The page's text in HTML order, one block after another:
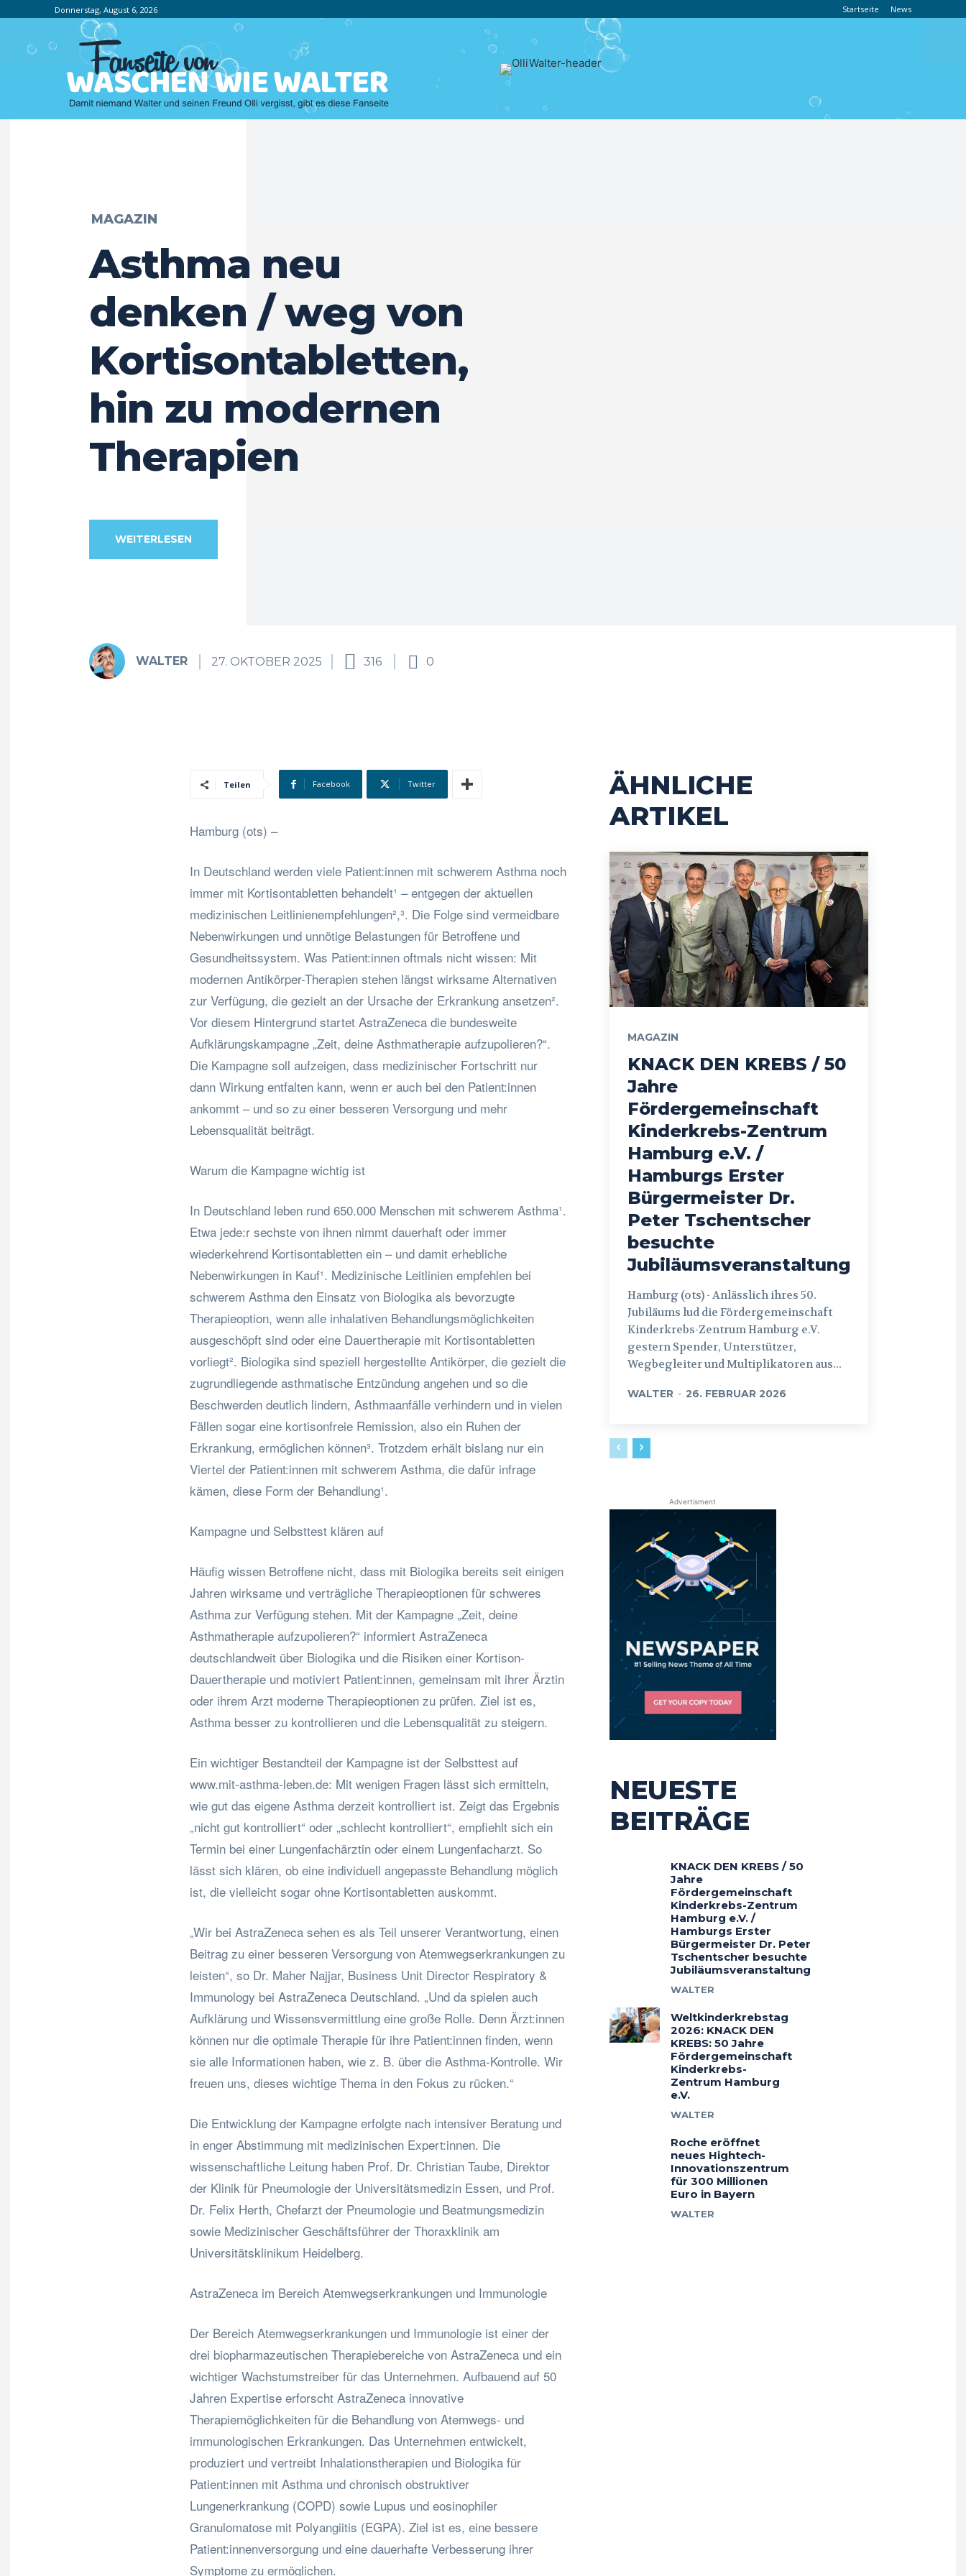
Donnerstag, August 6, 2026 Startseite News
MAGAZIN
Asthma neu
denken / weg von
Kortisontabletten,
hin zu modernen
Therapien
WEITERLESEN
WALTER 27. OKTOBER 2025 316 0
Teilen Facebook Twitter
Hamburg (ots) –
In Deutschland werden viele Patient:innen mit schwerem Asthma noch
immer mit Kortisontabletten behandelt¹ – entgegen der aktuellen
medizinischen Leitlinienempfehlungen²,³. Die Folge sind vermeidbare
Nebenwirkungen und unnötige Belastungen für Betroffene und
Gesundheitssystem. Was Patient:innen oftmals nicht wissen: Mit
modernen Antikörper-Therapien stehen längst wirksame Alternativen
zur Verfügung, die gezielt an der Ursache der Erkrankung ansetzen².
Vor diesem Hintergrund startet AstraZeneca die bundesweite
Aufklärungskampagne „Zeit, deine Asthmatherapie aufzupolieren?“.
Die Kampagne soll aufzeigen, dass medizinischer Fortschritt nur
dann Wirkung entfalten kann, wenn er auch bei den Patient:innen
ankommt – und so zu einer besseren Versorgung und mehr
Lebensqualität beiträgt.
Warum die Kampagne wichtig ist
In Deutschland leben rund 650.000 Menschen mit schwerem Asthma¹.
Etwa jede:r sechste von ihnen nimmt dauerhaft oder immer
wiederkehrend Kortisontabletten ein – und damit erhebliche
Nebenwirkungen in Kauf¹. Medizinische Leitlinien empfehlen bei
schwerem Asthma den Einsatz von Biologika als bevorzugte
Therapieoption, wenn alle inhalativen Behandlungsmöglichkeiten
ausgeschöpft sind oder eine Dauertherapie mit Kortisontabletten
vorliegt². Biologika sind speziell hergestellte Antikörper, die gezielt die
zugrundliegende asthmatische Entzündung angehen und so die
Beschwerden deutlich lindern, Asthmaanfälle verhindern und in vielen
Fällen sogar eine kortisonfreie Remission, also ein Ruhen der
Erkrankung, ermöglichen können³. Trotzdem erhält bislang nur ein
Viertel der Patient:innen mit schwerem Asthma, die dafür infrage
kämen, diese Form der Behandlung¹.
Kampagne und Selbsttest klären auf
Häufig wissen Betroffene nicht, dass mit Biologika bereits seit einigen
Jahren wirksame und verträgliche Therapieoptionen für schweres
Asthma zur Verfügung stehen. Mit der Kampagne „Zeit, deine
Asthmatherapie aufzupolieren?“ informiert AstraZeneca
deutschlandweit über Biologika und die Risiken einer Kortison-
Dauertherapie und motiviert Patient:innen, gemeinsam mit ihrer Ärztin
oder ihrem Arzt moderne Therapieoptionen zu prüfen. Ziel ist es,
Asthma besser zu kontrollieren und die Lebensqualität zu steigern.
Ein wichtiger Bestandteil der Kampagne ist der Selbsttest auf
www.mit-asthma-leben.de: Mit wenigen Fragen lässt sich ermitteln,
wie gut das eigene Asthma derzeit kontrolliert ist. Zeigt das Ergebnis
„nicht gut kontrolliert“ oder „schlecht kontrolliert“, empfiehlt sich ein
Termin bei einer Lungenfachärztin oder einem Lungenfacharzt. So
lässt sich klären, ob eine individuell angepasste Behandlung möglich
ist, die vielleicht sogar ohne Kortisontabletten auskommt.
„Wir bei AstraZeneca sehen es als Teil unserer Verantwortung, einen
Beitrag zu einer besseren Versorgung von Atemwegserkrankungen zu
leisten“, so Dr. Maher Najjar, Business Unit Director Respiratory &
Immunology bei AstraZeneca Deutschland. „Und da spielen auch
Aufklärung und Wissensvermittlung eine große Rolle. Denn Ärzt:innen
können nur die optimale Therapie für ihre Patient:innen finden, wenn
sie alle Informationen haben, wie z. B. über die Asthma-Kontrolle. Wir
freuen uns, dieses wichtige Thema in den Fokus zu rücken.“
Die Entwicklung der Kampagne erfolgte nach intensiver Beratung und
in enger Abstimmung mit medizinischen Expert:innen. Die
wissenschaftliche Leitung haben Prof. Dr. Christian Taube, Direktor
der Klinik für Pneumologie der Universitätsmedizin Essen, und Prof.
Dr. Felix Herth, Chefarzt der Pneumologie und Beatmungsmedizin
sowie Medizinischer Geschäftsführer der Thoraxklinik am
Universitätsklinikum Heidelberg.
AstraZeneca im Bereich Atemwegserkrankungen und Immunologie
Der Bereich Atemwegserkrankungen und Immunologie ist einer der
drei biopharmazeutischen Therapiebereiche von AstraZeneca und ein
wichtiger Wachstumstreiber für das Unternehmen. Aufbauend auf 50
Jahren Expertise erforscht AstraZeneca innovative
Therapiemöglichkeiten für die Behandlung von Atemwegs- und
immunologischen Erkrankungen. Das Unternehmen entwickelt,
produziert und vertreibt Inhalationstherapien und Biologika für
Patient:innen mit Asthma und chronisch obstruktiver
Lungenerkrankung (COPD) sowie Lupus und eosinophiler
Granulomatose mit Polyangiitis (EGPA). Ziel ist es, eine bessere
Patient:innenversorgung und eine dauerhafte Verbesserung ihrer
Symptome zu ermöglichen.
ÄHNLICHE
ARTIKEL
MAGAZIN
KNACK DEN KREBS / 50
Jahre
Fördergemeinschaft
Kinderkrebs-Zentrum
Hamburg e.V. /
Hamburgs Erster
Bürgermeister Dr.
Peter Tschentscher
besuchte
Jubiläumsveranstaltung
Hamburg (ots) - Anlässlich ihres 50.
Jubiläums lud die Fördergemeinschaft
Kinderkrebs-Zentrum Hamburg e.V.
gestern Spender, Unterstützer,
Wegbegleiter und Multiplikatoren aus...
WALTER - 26. FEBRUAR 2026
Advertisment
NEUESTE
BEITRÄGE
KNACK DEN KREBS / 50
Jahre
Fördergemeinschaft
Kinderkrebs-Zentrum
Hamburg e.V. /
Hamburgs Erster
Bürgermeister Dr. Peter
Tschentscher besuchte
Jubiläumsveranstaltung
WALTER
Weltkinderkrebstag
2026: KNACK DEN
KREBS: 50 Jahre
Fördergemeinschaft
Kinderkrebs-
Zentrum Hamburg
e.V.
WALTER
Roche eröffnet
neues Hightech-
Innovationszentrum
für 300 Millionen
Euro in Bayern
WALTER